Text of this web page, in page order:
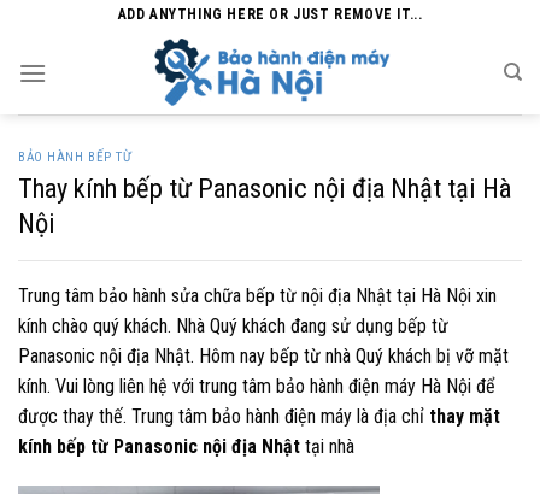
content
ADD ANYTHING HERE OR JUST REMOVE IT...
BẢO HÀNH BẾP TỪ
Thay kính bếp từ Panasonic nội địa Nhật tại Hà
Nội
Trung tâm bảo hành sửa chữa bếp từ nội địa Nhật tại Hà Nội xin
kính chào quý khách. Nhà Quý khách đang sử dụng bếp từ
Panasonic nội địa Nhật. Hôm nay bếp từ nhà Quý khách bị vỡ mặt
kính. Vui lòng liên hệ với trung tâm bảo hành điện máy Hà Nội để
được thay thế. Trung tâm bảo hành điện máy là địa chỉ thay mặt
kính bếp từ Panasonic nội địa Nhật tại nhà